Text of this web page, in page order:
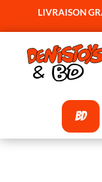
LIVRAISON
BD